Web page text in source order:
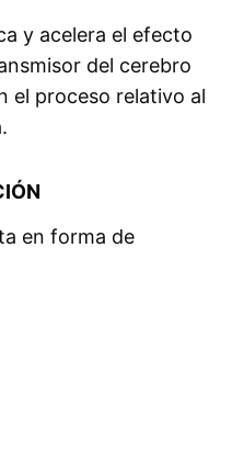
y acelera el efecto
del cerebro
el proceso relativo al
en forma de